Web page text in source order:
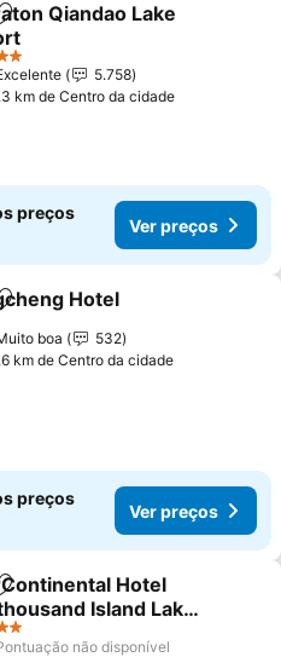
aos favoritos
Qiandao Lake
5.758
km de Centro da cidade
preços
Ver preços
aos favoritos
Hotel
boa
532
km de Centro da cidade
preços
Ver preços
aos favoritos
Hotel
Island Lake
não disponível